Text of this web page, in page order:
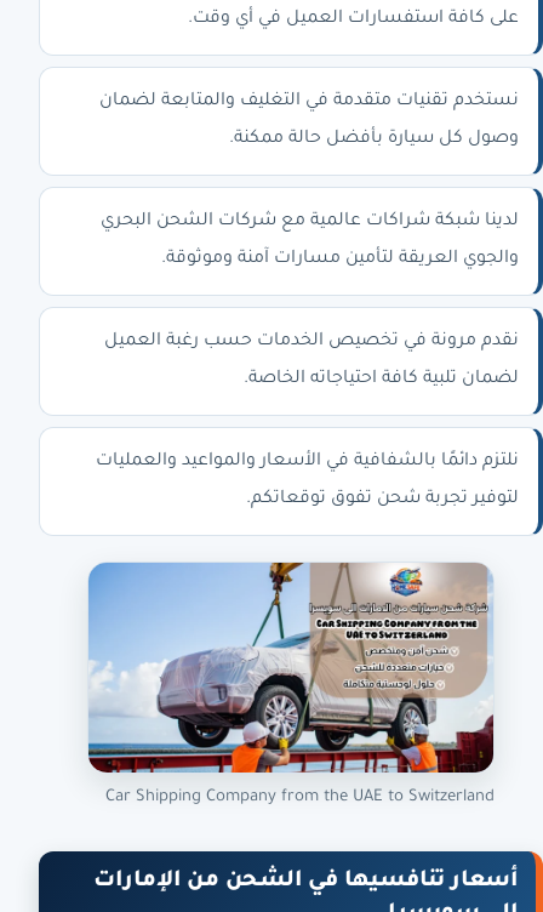
على كافة استفسارات العميل في أي وقت.
نستخدم تقنيات متقدمة في التغليف والمتابعة لضمان
وصول كل سيارة بأفضل حالة ممكنة.
لدينا شبكة شراكات عالمية مع شركات الشحن البحري
والجوي العريقة لتأمين مسارات آمنة وموثوقة.
نقدم مرونة في تخصيص الخدمات حسب رغبة العميل
لضمان تلبية كافة احتياجاته الخاصة.
نلتزم دائمًا بالشفافية في الأسعار والمواعيد والعمليات
لتوفير تجربة شحن تفوق توقعاتكم.
Car Shipping Company from the UAE to Switzerland
أسعار تنافسيها في الشحن من الإمارات